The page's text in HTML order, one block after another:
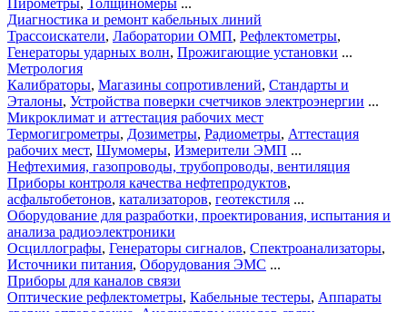
Диагностика и ремонт кабельных линий
Трассоискатели, Лаборатории ОМП, Рефлектометры,
Генераторы ударных волн, Прожигающие установки ...
Метрология
Калибраторы, Магазины сопротивлений, Стандарты и
Эталоны, Устройства поверки счетчиков электроэнергии ...
Микроклимат и аттестация рабочих мест
Термогигрометры, Дозиметры, Радиометры, Аттестация
рабочих мест, Шумомеры, Измерители ЭМП ...
Нефтехимия, газопроводы, трубопроводы, вентиляция
Приборы контроля качества нефтепродуктов,
асфальтобетонов, катализаторов, геотекстиля ...
Оборудование для разработки, проектирования, испытания и
анализа радиоэлектроники
Осциллографы, Генераторы сигналов, Спектроанализаторы,
Источники питания, Оборудования ЭМС ...
Приборы для каналов связи
Оптические рефлектометры, Кабельные тестеры, Аппараты